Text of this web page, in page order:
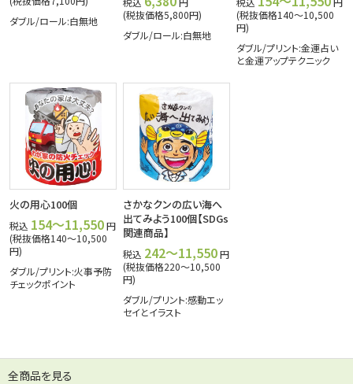
ダブル/ロール:白無地
(税抜価格5,800円)
ダブル/ロール:白無地
(税抜価格140～10,500
円)
ダブル/プリント:金運占い
と金運アップテクニック
火の用心100個
税込 154～11,550円
(税抜価格140～10,500
円)
ダブル/プリント:火事予防
チェックポイント
さかなクンの広い海へ
出てみよう100個【SDGs
関連商品】
税込 242～11,550円
(税抜価格220～10,500
円)
ダブル/プリント:感動エッ
セイとイラスト
全商品を見る